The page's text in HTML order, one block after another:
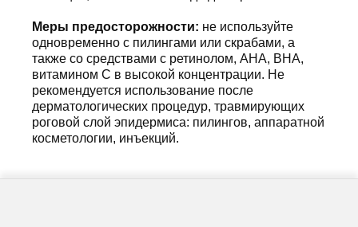
Меры предосторожности: не используйте
одновременно с пилингами или скрабами, а
также со средствами с ретинолом, AHA, BHA,
витамином C в высокой концентрации. Не
рекомендуется использование после
дерматологических процедур, травмирующих
роговой слой эпидермиса: пилингов, аппаратной
косметологии, инъекций.